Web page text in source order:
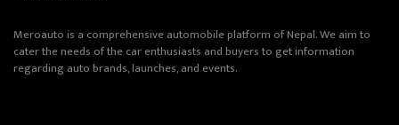
Meroauto is a comprehensive automobile platform of Nepal. We aim to
cater the needs of the car enthusiasts and buyers to get information
regarding auto brands, launches, and events.